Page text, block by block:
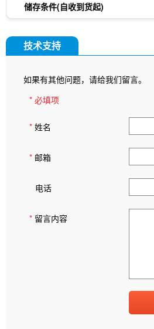
储存条件(自收到货起)
技术支持
如果有其他问题，请给我们留言。
* 必填项
* 姓名
* 邮箱
电话
* 留言内容